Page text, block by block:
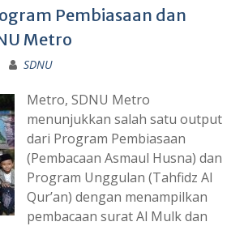
Pembiasaan dan
Metro
SDNU
Metro, SDNU Metro
menunjukkan salah satu output
dari Program Pembiasaan
(Pembacaan Asmaul Husna) ‎dan
Program Unggulan (Tahfidz Al
Qur’an) dengan menampilkan
pembacaan surat Al Mulk dan